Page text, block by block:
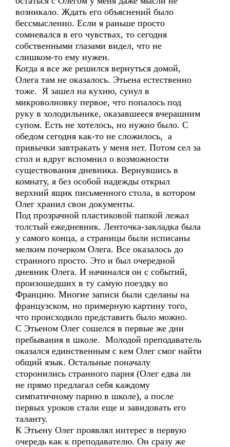
возникало. Ждать его объяснений было
бессмысленно. Если я раньше просто
сомневался в его чувствах, то сегодня
собственными глазами видел, что не
слишком-то ему нужен.
Когда я все же решился вернуться домой,
Олега там не оказалось. Этьена естественно
тоже. Я зашел на кухню, сунул в
микроволновку первое, что попалось под
руку в холодильнике, оказавшееся вчерашним
супом. Есть не хотелось, но нужно было. С
обедом сегодня как-то не сложилось, а
привычки завтракать у меня нет. Потом сел за
стол и вдруг вспомнил о возможности
существования дневника. Вернувшись в
комнату, я без особой надежды открыл
верхний ящик письменного стола, в котором
Олег хранил свои документы.
Под прозрачной пластиковой папкой лежал
толстый ежедневник. Ленточка-закладка была
у самого конца, а страницы были исписаны
мелким почерком Олега. Все оказалось до
странного просто. Это и был очередной
дневник Олега. И начинался он с событий,
произошедших в ту самую поездку во
Францию. Многие записи были сделаны на
французском, но примерную картину того,
что происходило представить было можно.
С Этьеном Олег сошелся в первые же дни
пребывания в школе. Молодой преподаватель
оказался единственным с кем Олег смог найти
общий язык. Остальные поначалу
сторонились странного парня (Олег едва ли
не прямо предлагал себя каждому
симпатичному парню в школе), а после
первых уроков стали еще и завидовать его
таланту.
К Этьену Олег проявлял интерес в первую
очередь как к преподавателю. Он сразу же